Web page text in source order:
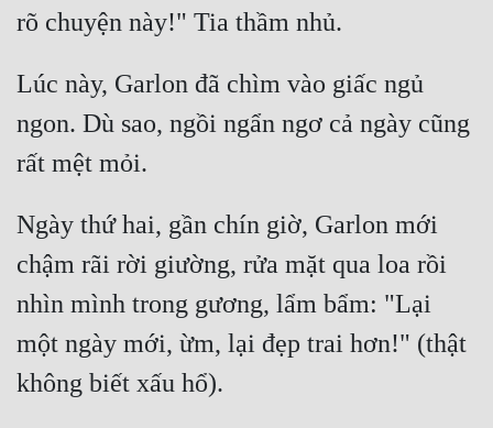
Tu Chân
Vô Địch
Võng Du
Xuyên Nhanh
Xuyên Sách
Lúc này, Garlon đã chìm vào giấc ngủ
ngon. Dù sao, ngồi ngẩn ngơ cả ngày cũng
Ngày thứ hai, gần chín giờ, Garlon mới
chậm rãi rời giường, rửa mặt qua loa rồi
nhìn mình trong gương, lẩm bẩm: "Lại
một ngày mới, ừm, lại đẹp trai hơn!" (thật